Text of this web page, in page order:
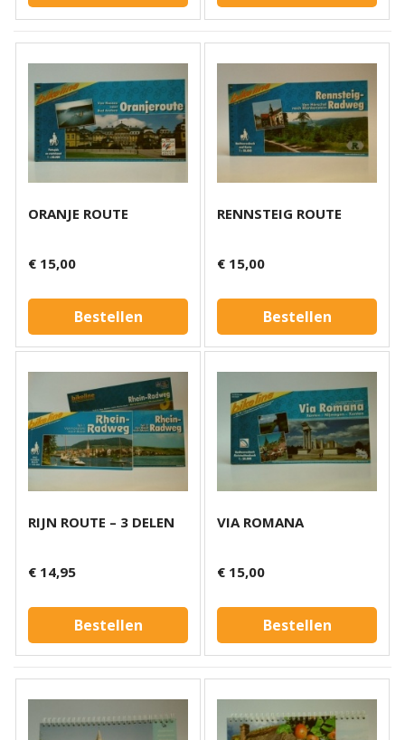
ORANJE ROUTE
€ 15,00
Bestellen
RENNSTEIG ROUTE
€ 15,00
Bestellen
RIJN ROUTE – 3 DELEN
€ 14,95
Bestellen
VIA ROMANA
€ 15,00
Bestellen